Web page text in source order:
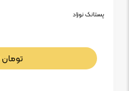
پستانک نوزاد
تومان